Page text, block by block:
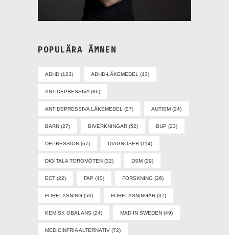
POPULÄRA ÄMNEN
ADHD (123) ADHD-LÄKEMEDEL (43)
ANTIDEPRESSIVA (86)
ANTIDEPRESSIVA LÄKEMEDEL (27) AUTISM (24)
BARN (27) BIVERKNINGAR (52) BUP (23)
DEPRESSION (67) DIAGNOSER (114)
DIGITALA TORGMÖTEN (32) DSM (29)
ECT (22) FAP (40) FORSKNING (26)
FÖRELÄSNING (50) FÖRELÄSNINGAR (37)
KEMISK OBALANS (24) MAD IN SWEDEN (49)
MEDICINFRIA ALTERNATIV (72)